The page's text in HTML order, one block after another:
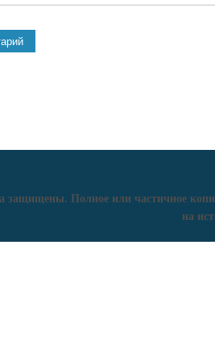
защищены. Полное или частичное
на